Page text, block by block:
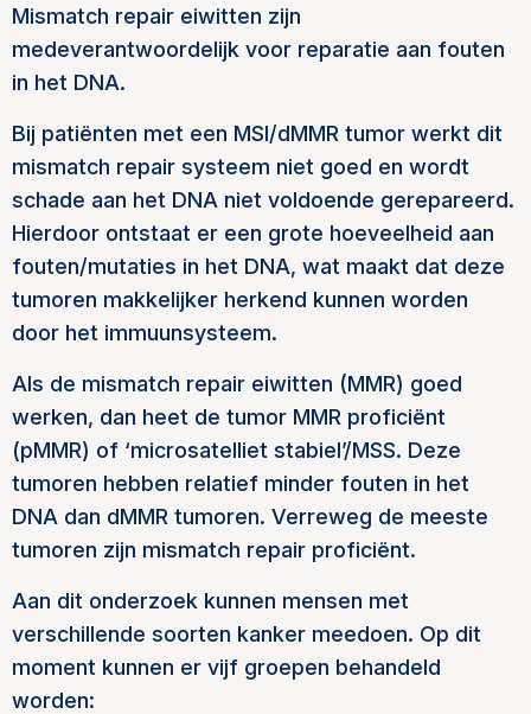
Mismatch repair eiwitten zijn
medeverantwoordelijk voor reparatie aan fouten
in het DNA.
Bij patiënten met een MSI/dMMR tumor werkt dit
mismatch repair systeem niet goed en wordt
schade aan het DNA niet voldoende gerepareerd.
Hierdoor ontstaat er een grote hoeveelheid aan
fouten/mutaties in het DNA, wat maakt dat deze
tumoren makkelijker herkend kunnen worden
door het immuunsysteem.
Als de mismatch repair eiwitten (MMR) goed
werken, dan heet de tumor MMR proficiënt
(pMMR) of ‘microsatelliet stabiel’/MSS. Deze
tumoren hebben relatief minder fouten in het
DNA dan dMMR tumoren. Verreweg de meeste
tumoren zijn mismatch repair proficiënt.
Aan dit onderzoek kunnen mensen met
verschillende soorten kanker meedoen. Op dit
moment kunnen er vijf groepen behandeld
worden: